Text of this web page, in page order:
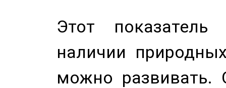
Этот показатель
наличии
можно развивать.